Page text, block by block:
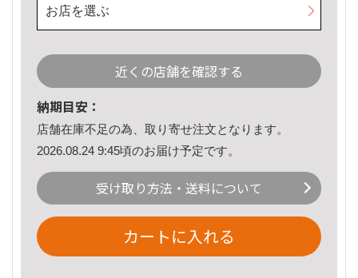
お店を選ぶ
近くの店舗を確認する
納期目安：
店舗在庫不足の為、取り寄せ注文となります。
2026.08.24 9:45頃のお届け予定です。
受け取り方法・送料について
カートに入れる